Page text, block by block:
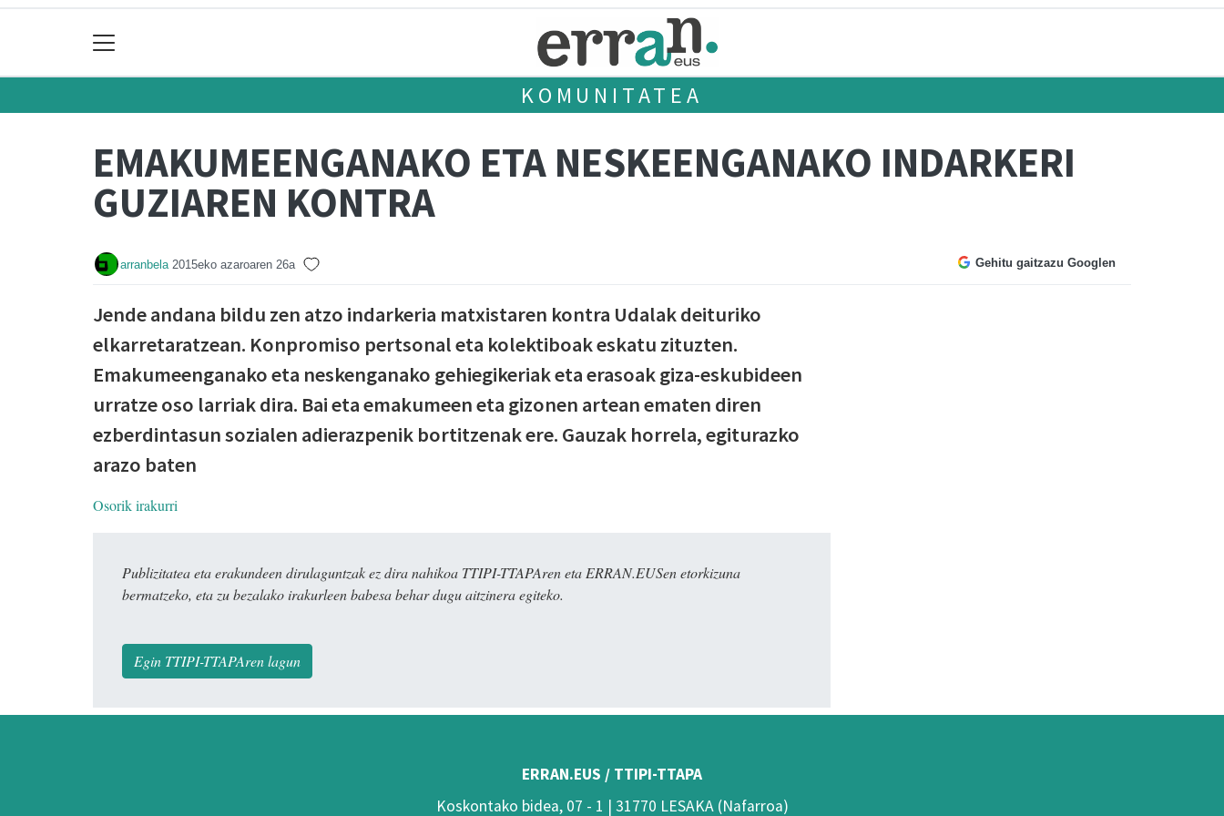
KOMUNITATEA
EMAKUMEENGANAKO ETA NESKEENGANAKO INDARKERI
GUZIAREN KONTRA
arranbela 2015eko azaroaren 26a Gehitu gaitzazu Googlen
Jende andana bildu zen atzo indarkeria matxistaren kontra Udalak deituriko
elkarretaratzean. Konpromiso pertsonal eta kolektiboak eskatu zituzten.
Emakumeenganako eta neskenganako gehiegikeriak eta erasoak giza-eskubideen
urratze oso larriak dira. Bai eta emakumeen eta gizonen artean ematen diren
ezberdintasun sozialen adierazpenik bortitzenak ere. Gauzak horrela, egiturazko
arazo baten
Osorik irakurri
Publizitatea eta erakundeen dirulaguntzak ez dira nahikoa TTIPI-TTAPAren eta ERRAN.EUSen etorkizuna
bermatzeko, eta zu bezalako irakurleen babesa behar dugu aitzinera egiteko.
Egin TTIPI-TTAPAren lagun
ERRAN.EUS / TTIPI-TTAPA
Koskontako bidea, 07 - 1 | 31770 LESAKA (Nafarroa)